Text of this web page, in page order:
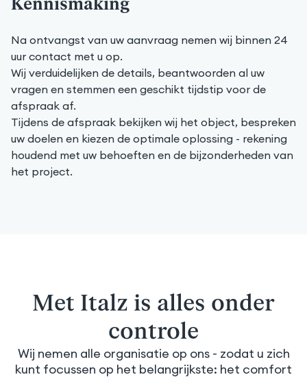
Kennismaking
Na ontvangst van uw aanvraag nemen wij binnen 24
uur contact met u op.
Wij verduidelijken de details, beantwoorden al uw
vragen en stemmen een geschikt tijdstip voor de
afspraak af.
Tijdens de afspraak bekijken wij het object, bespreken
uw doelen en kiezen de optimale oplossing - rekening
houdend met uw behoeften en de bijzonderheden van
het project.
Met Italz is alles onder
controle
Wij nemen alle organisatie op ons - zodat u zich
kunt focussen op het belangrijkste: het comfort